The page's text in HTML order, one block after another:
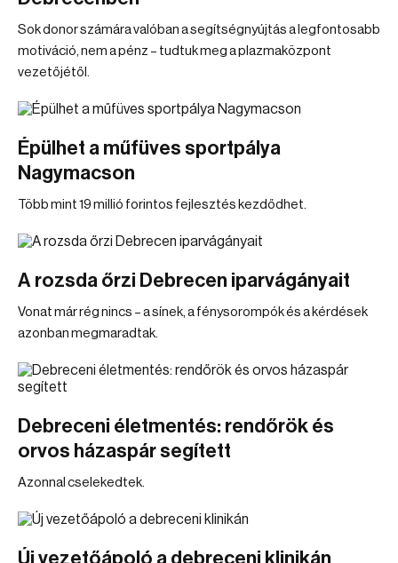
Sok donor számára valóban a segítségnyújtás a legfontosabb
motiváció, nem a pénz – tudtuk meg a plazmaközpont
vezetőjétől.
Épülhet a műfüves sportpálya
Nagymacson
Több mint 19 millió forintos fejlesztés kezdődhet.
A rozsda őrzi Debrecen iparvágányait
Vonat már rég nincs – a sínek, a fénysorompók és a kérdések
azonban megmaradtak.
Debreceni életmentés: rendőrök és
orvos házaspár segített
Azonnal cselekedtek.
Új vezetőápoló a debreceni klinikán